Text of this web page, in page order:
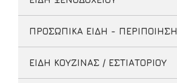
ΠΡΟΣΩΠΙΚΑ ΕΙΔΗ - ΠΕΡΙΠΟΙΗΣΗ
ΕΙΔΗ ΚΟΥΖΙΝΑΣ / ΕΣΤΙΑΤΟΡΙΟΥ